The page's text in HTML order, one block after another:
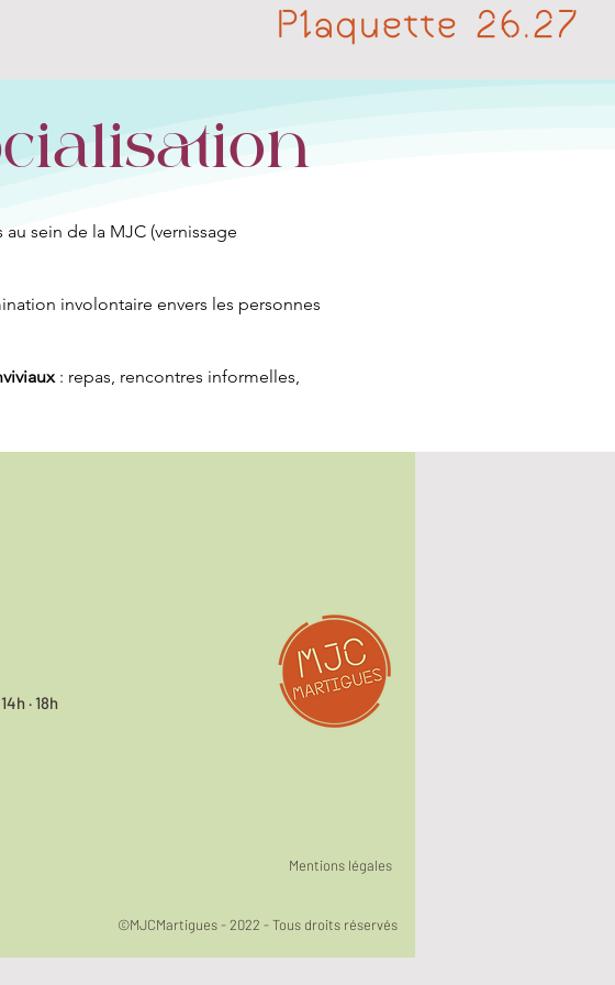
Plaquette 26.27
sein de la MJC (vernissage
involontaire envers les personnes
: repas, rencontres informelles,
· 18h
Mentions légales
©MJCMartigues - 2022 - Tous droits réservés